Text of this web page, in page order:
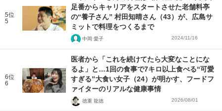
5位
5
足番からキャリアをスタートさせた老舗料亭
の“養子さん” 村田知晴さん（43）が、広島サ
ミットで料理をつくるまで
中岡 愛子 2024/11/16
6位
6
医者から「これを続けてたら大変なことにな
るよ」と…1回の食事で7キロ以上食べる“可愛
すぎる”大食い女子（24）が明かす、フードフ
ァイターのリアルな健康事情
徳重 龍徳 2026/08/01